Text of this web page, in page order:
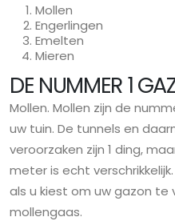
Mollen
Engerlingen
Emelten
Mieren
DE NUMMER 1
Mollen. Mollen zijn de
uw tuin. De tunnels en
veroorzaken zijn 1 ding,
meter is echt
als u kiest om uw gazon te
mollengaas.